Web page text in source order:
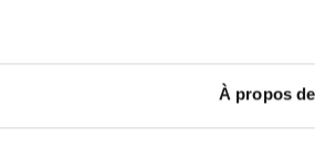
À propos
: